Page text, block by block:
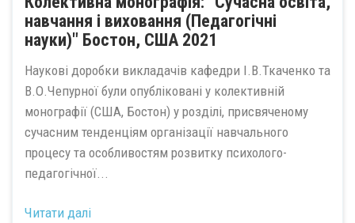
навчання і виховання (Педагогічні
науки)" Бостон, США 2021
Наукові доробки викладачів кафедри І.В.Ткаченко та
В.О.Чепурної були опубліковані у колективній
монографії (США, Бостон) у розділі, присвяченому
сучасним тенденціям організації навчального
процесу та особливостям розвитку психолого-
педагогічної...
Читати далі